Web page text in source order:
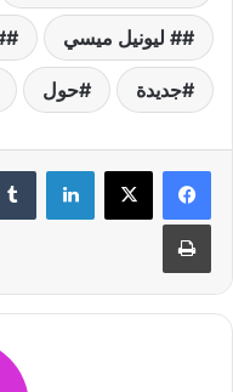
# ليونيل ميسي
جديدة حول
لينكدإن
طباعة